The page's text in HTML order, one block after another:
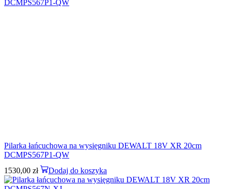
Pilarka łańcuchowa na wysięgniku DEWALT 18V XR 20cm
DCMPS567P1-QW
1530,00 zł Dodaj do koszyka